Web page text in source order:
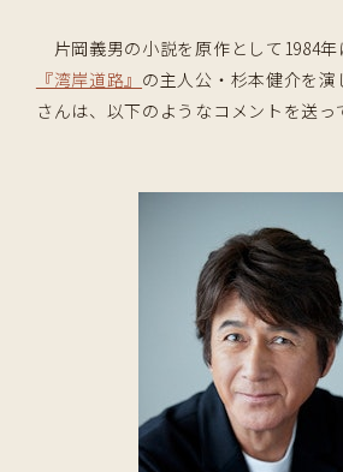
片岡義男の小説を原作として1984
『湾岸道路』 の主人公・杉本健介を
さんは、以下のようなコメントを送っ